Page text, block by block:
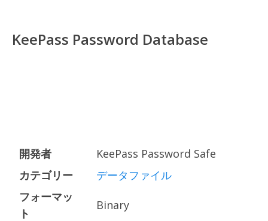
KeePass Password Database
開発者
KeePass Password Safe
カテゴリー
データファイル
フォーマッ
ト
Binary